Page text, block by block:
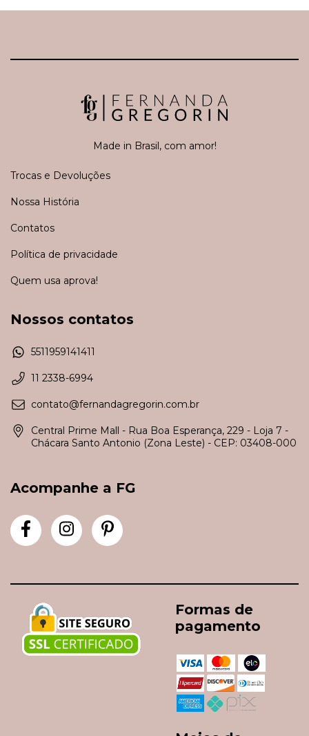
Made in Brasil, com amor!
Trocas e Devoluções
Nossa História
Contatos
Política de privacidade
Quem usa aprova!
Nossos contatos
5511959141411
11 2338-6994
contato@fernandagregorin.com.br
Central Prime Mall - Rua Boa Esperança, 229 - Loja 7 -
Chácara Santo Antonio (Zona Leste) - CEP: 03408-000
Acompanhe a FG
Formas de
pagamento